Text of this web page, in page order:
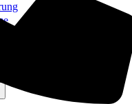
Praktika